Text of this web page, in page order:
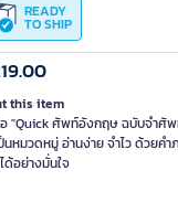
READY
TO SHIP
this item
"Quick ศัพท์อังกฤษ ฉบับจำศัพ
นหมวดหมู่ อ่านง่าย จำไว ด้วยค
ด้อย่างมั่นใจ